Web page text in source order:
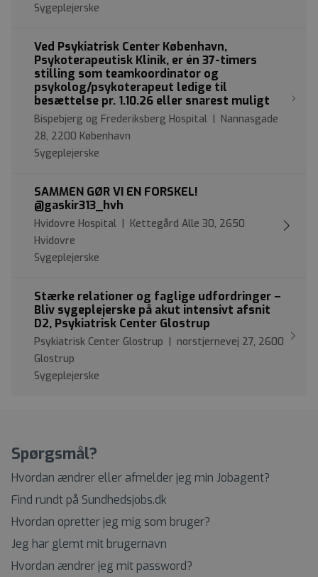
Sygeplejerske
Ved Psykiatrisk Center København,
Psykoterapeutisk Klinik, er én 37-timers
stilling som teamkoordinator og
psykolog/psykoterapeut ledige til
besættelse pr. 1.10.26 eller snarest muligt
Bispebjerg og Frederiksberg Hospital | Nannasgade
28, 2200 København
Sygeplejerske
SAMMEN GØR VI EN FORSKEL!
@gaskir313_hvh
Hvidovre Hospital | Kettegård Alle 30, 2650
Hvidovre
Sygeplejerske
Stærke relationer og faglige udfordringer –
Bliv sygeplejerske på akut intensivt afsnit
D2, Psykiatrisk Center Glostrup
Psykiatrisk Center Glostrup | norstjernevej 27, 2600
Glostrup
Sygeplejerske
Spørgsmål?
Hvordan ændrer eller afmelder jeg min Jobagent?
Find rundt på Sundhedsjobs.dk
Hvordan opretter jeg mig som bruger?
Jeg har glemt mit brugernavn
Hvordan ændrer jeg mit password?